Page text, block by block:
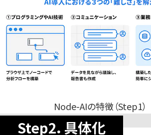
Node-AIの特徴（Step1）
Step2．具体化